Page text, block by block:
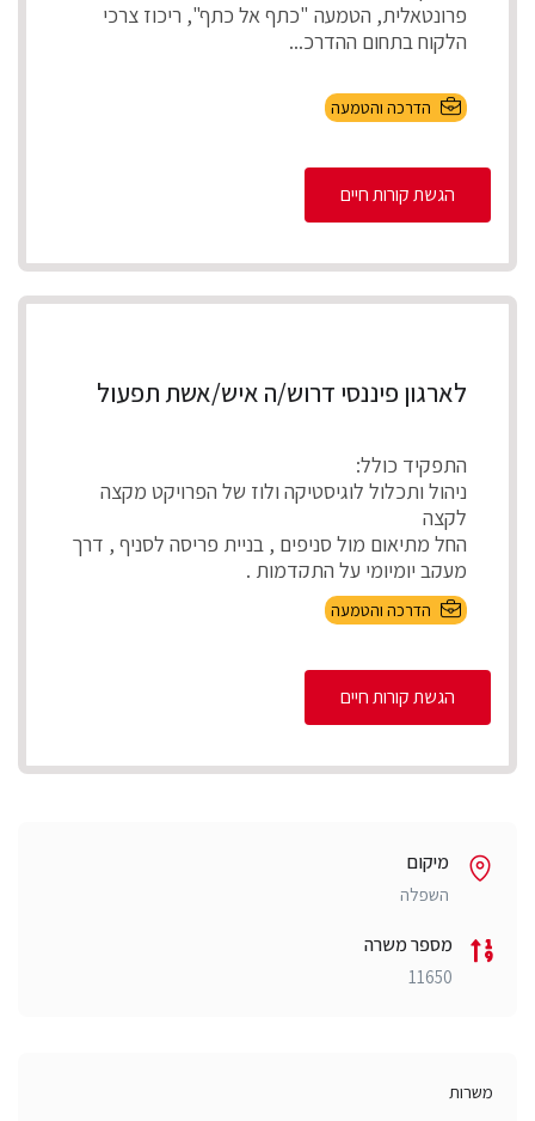
פרונטאלית, הטמעה "כתף אל כתף", ריכוז צרכי
הלקוח בתחום ההדרכ...
הדרכה והטמעה
הגשת קורות חיים
לארגון פיננסי דרוש/ה איש/אשת תפעול
התפקיד כולל:
ניהול ותכלול לוגיסטיקה ולוז של הפרויקט מקצה
לקצה
החל מתיאום מול סניפים , בניית פריסה לסניף , דרך
מעקב יומיומי על התקדמות .
...
הדרכה והטמעה
הגשת קורות חיים
מיקום
השפלה
מספר משרה
11650
משרות